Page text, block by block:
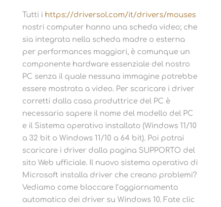
Tutti i https://driversol.com/it/drivers/mouses
nostri computer hanno una scheda video; che
sia integrata nella scheda madre o esterna
per performances maggiori, è comunque un
componente hardware essenziale del nostro
PC senza il quale nessuna immagine potrebbe
essere mostrata a video. Per scaricare i driver
corretti dalla casa produttrice del PC è
necessario sapere il nome del modello del PC
e il Sistema operativo installato (Windows 11/10
a 32 bit o Windows 11/10 a 64 bit). Poi potrai
scaricare i driver dalla pagina SUPPORTO del
sito Web ufficiale. Il nuovo sistema operativo di
Microsoft installa driver che creano problemi?
Vediamo come bloccare l’aggiornamento
automatico dei driver su Windows 10. Fate clic